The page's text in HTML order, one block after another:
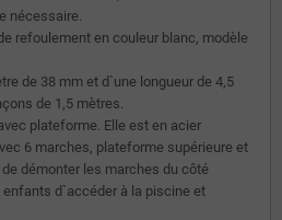
nécessaire.
refoulement en couleur blanc, modèle
de 38 mm et d`une longueur de 4,5
de 1,5 mètres.
plateforme. Elle est en acier
6 marches, plateforme supérieure et
démonter les marches du côté
d`accéder à la piscine et